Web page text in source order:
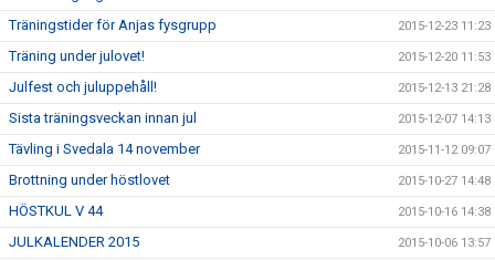
Träningstider för Anjas fysgrupp 2015-12-23 11:23
Träning under julovet! 2015-12-20 11:53
Julfest och juluppehåll! 2015-12-13 21:28
Sista träningsveckan innan jul 2015-12-07 14:13
Tävling i Svedala 14 november 2015-11-12 09:07
Brottning under höstlovet 2015-10-27 14:48
HÖSTKUL V 44 2015-10-16 14:38
JULKALENDER 2015 2015-10-06 13:57